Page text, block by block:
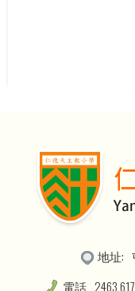
地址:
電話 2463